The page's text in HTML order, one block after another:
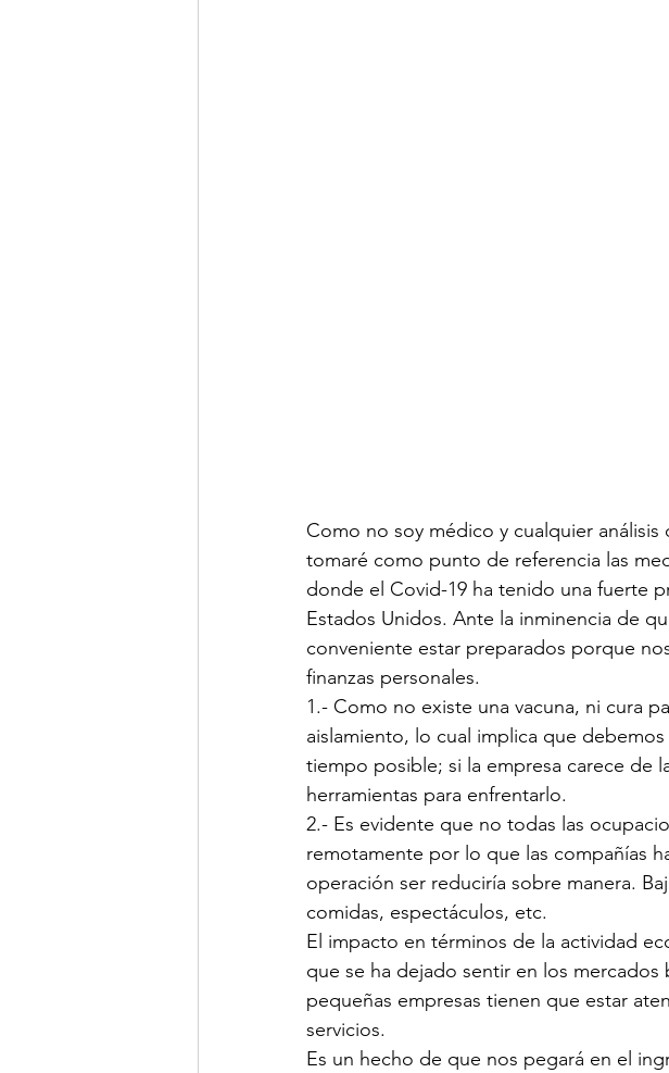
Como no soy médico y cualquier
tomaré como punto de referencia las
donde el Covid-19 ha tenido una fuerte
Estados Unidos. Ante la inminencia de
conveniente estar preparados porque
finanzas personales.
1.- Como no existe una vacuna, ni cura
aislamiento, lo cual implica que
tiempo posible; si la empresa carece de
herramientas para enfrentarlo.
2.- Es evidente que no todas las
remotamente por lo que las compañías
operación ser reduciría sobre manera.
comidas, espectáculos, etc.
El impacto en términos de la actividad
que se ha dejado sentir en los
pequeñas empresas tienen que estar
servicios.
Es un hecho de que nos pegará en el